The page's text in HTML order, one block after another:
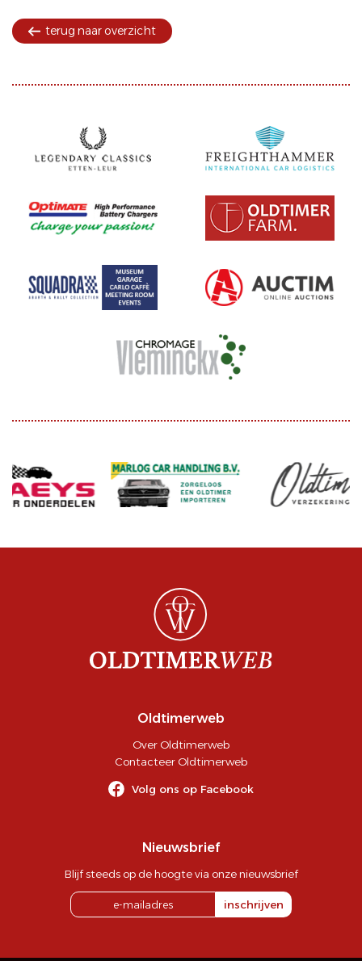
terug naar overzicht
Oldtimerweb
Over Oldtimerweb
Contacteer Oldtimerweb
Volg ons op Facebook
Nieuwsbrief
Blijf steeds op de hoogte via onze nieuwsbrief
inschrijven